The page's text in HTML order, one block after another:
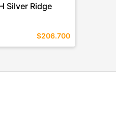
Silver Ridge
$206.700